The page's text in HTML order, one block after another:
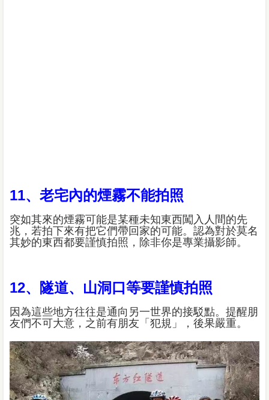
11、老宅內的煙霧不能拍照
突如其來的煙霧可能是某種未知東西闖入人間的先
兆，若拍下來有把它們帶回家的可能。認為對於莫名
其妙的東西都要謹慎拍照，除非你是專業攝影師。
12、隧道、山洞口等要謹慎拍照
因為這些地方往往是通向另一世界的接駁點。提醒朋
友們不可大意，之前有朋友「犯規」，後果嚴重。